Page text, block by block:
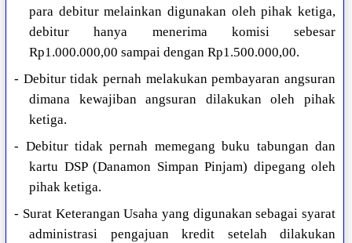
para debitur melainkan digunakan oleh pihak ketiga,
debitur hanya menerima komisi sebesar
Rp1.000.000,00 sampai dengan Rp1.500.000,00.
- Debitur tidak pernah melakukan pembayaran angsuran
dimana kewajiban angsuran dilakukan oleh pihak
ketiga.
- Debitur tidak pernah memegang buku tabungan dan
kartu DSP (Danamon Simpan Pinjam) dipegang oleh
pihak ketiga.
- Surat Keterangan Usaha yang digunakan sebagai syarat
administrasi pengajuan kredit setelah dilakukan